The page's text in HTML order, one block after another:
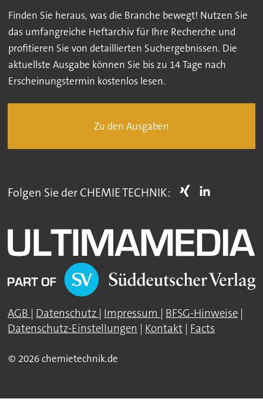
Finden Sie heraus, was die Branche bewegt! Nutzen Sie
das umfangreiche Heftarchiv für Ihre Recherche und
profitieren Sie von detaillierten Suchergebnissen. Die
aktuellste Ausgabe können Sie bis zu 14 Tage nach
Erscheinungstermin kostenlos lesen.
Zu den Ausgaben
Folgen Sie der CHEMIE TECHNIK:
AGB | Datenschutz | Impressum | BFSG-Hinweise |
Datenschutz-Einstellungen | Kontakt | Facts
© 2026 chemietechnik.de